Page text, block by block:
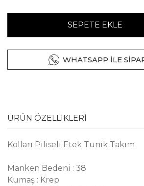
SEPETE EKLE
WHATSAPP İLE
ÜRÜN ÖZELLİKLERİ
Kolları Piliseli Etek Tunik Takım
Manken Bedeni : 38
Kumaş : Krep